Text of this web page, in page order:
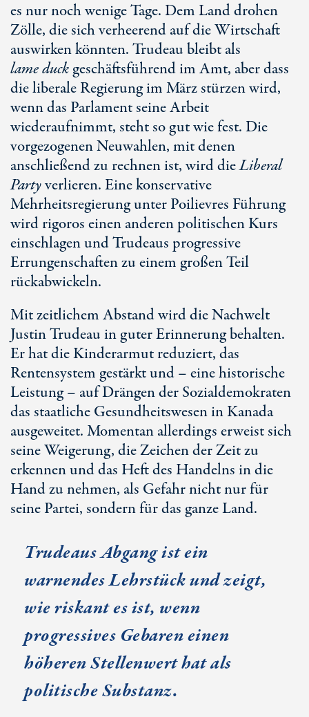
es nur noch wenige Tage. Dem Land drohen
Zölle, die sich verheerend auf die Wirtschaft
auswirken könnten. Trudeau bleibt als
lame duckgeschäftsführend im Amt, aber dass
die liberale Regierung im März stürzen wird,
wenn das Parlament seine Arbeit
wiederaufnimmt, steht so gut wie fest. Die
vorgezogenen Neuwahlen, mit denen
anschließend zu rechnen ist, wird dieLiberal
Partyverlieren. Eine konservative
Mehrheitsregierung unter Poilievres Führung
wird rigoros einen anderen politischen Kurs
einschlagen und Trudeaus progressive
Errungenschaften zu einem großen Teil
rückabwickeln.
Mit zeitlichem Abstand wird die Nachwelt
Justin Trudeau in guter Erinnerung behalten.
Er hat die Kinderarmut reduziert, das
Rentensystem gestärkt und – eine historische
Leistung – auf Drängen der Sozialdemokraten
das staatliche Gesundheitswesen in Kanada
ausgeweitet. Momentan allerdings erweist sich
seine Weigerung, die Zeichen der Zeit zu
erkennen und das Heft des Handelns in die
Hand zu nehmen, als Gefahr nicht nur für
seine Partei, sondern für das ganze Land.
Trudeaus Abgang ist ein
warnendes Lehrstück und zeigt,
wie riskant es ist, wenn
progressives Gebaren einen
höheren Stellenwert hat als
politische Substanz.